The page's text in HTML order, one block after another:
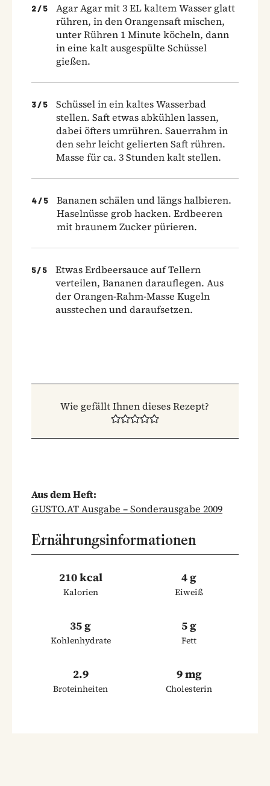
2 / 5
Agar Agar mit 3 EL kaltem Wasser glatt
rühren, in den Orangensaft mischen,
unter Rühren 1 Minute köcheln, dann
in eine kalt ausgespülte Schüssel
gießen.
3 / 5
Schüssel in ein kaltes Wasserbad
stellen. Saft etwas abkühlen lassen,
dabei öfters umrühren. Sauerrahm in
den sehr leicht gelierten Saft rühren.
Masse für ca. 3 Stunden kalt stellen.
4 / 5
Bananen schälen und längs halbieren.
Haselnüsse grob hacken. Erdbeeren
mit braunem Zucker pürieren.
5/ 5
Etwas Erdbeersauce auf Tellern
verteilen, Bananen darauflegen. Aus
der Orangen-Rahm-Masse Kugeln
ausstechen und daraufsetzen.
Wie gefällt Ihnen dieses Rezept?
Aus dem Heft:
GUSTO.AT Ausgabe – Sonderausgabe 2009
Ernährungsinformationen
210 kcal
Kalorien
4 g
Eiweiß
35 g
Kohlenhydrate
5 g
Fett
2.9
Broteinheiten
9 mg
Cholesterin